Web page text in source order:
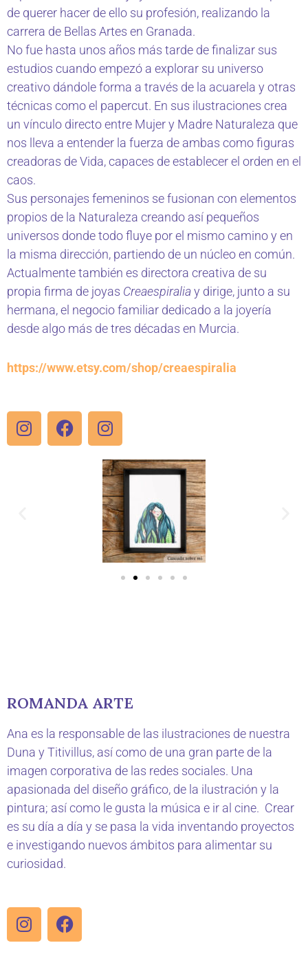
de querer hacer de ello su profesión, realizando la
carrera de Bellas Artes en Granada.
No fue hasta unos años más tarde de finalizar sus
estudios cuando empezó a explorar su universo
creativo dándole forma a través de la acuarela y otras
técnicas como el papercut. En sus ilustraciones crea
un vínculo directo entre Mujer y Madre Naturaleza que
nos lleva a entender la fuerza de ambas como figuras
creadoras de Vida, capaces de establecer el orden en el
caos.
Sus personajes femeninos se fusionan con elementos
propios de la Naturaleza creando así pequeños
universos donde todo fluye por el mismo camino y en
la misma dirección, partiendo de un núcleo en común.
Actualmente también es directora creativa de su
propia firma de joyas Creaespiraliay dirige, junto a su
hermana, el negocio familiar dedicado a la joyería
desde algo más de tres décadas en Murcia.
https://www.etsy.com/shop/creaespiralia
ROMANDA ARTE
Ana es la responsable de las ilustraciones de nuestra
Duna y Titivillus, así como de una gran parte de la
imagen corporativa de las redes sociales. Una
apasionada del diseño gráfico, de la ilustración y la
pintura; así como le gusta la música e ir al cine. Crear
es su día a día y se pasa la vida inventando proyectos
e investigando nuevos ámbitos para alimentar su
curiosidad.